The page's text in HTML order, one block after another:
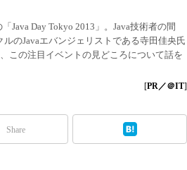
Java Day Tokyo 2013」。Java技術者の間
のJavaエバンジェリストである寺田佳央氏
この注目イベントの見どころについて話を
[PR／＠IT]
Share